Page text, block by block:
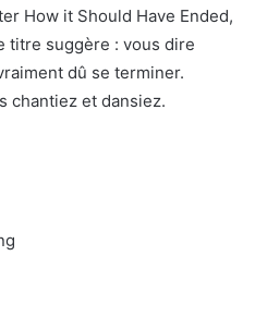
How it Should Have Ended,
titre suggère : vous dire
dû se terminer.
chantiez et dansiez.